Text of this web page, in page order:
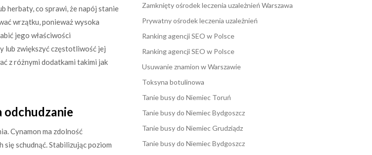
herbaty, co sprawi, że napój stanie
wrzątku, ponieważ wysoka
jego właściwości
lub zwiększyć częstotliwość jej
z różnymi dodatkami takimi jak
odchudzanie
Cynamon ma zdolność
schudnąć. Stabilizując poziom
Zamknięty ośrodek leczenia uzależnień Warszawa
Prywatny ośrodek leczenia uzależnień
Ranking agencji SEO w Polsce
Ranking agencji SEO w Polsce
Usuwanie znamion w Warszawie
Toksyna botulinowa
Tanie busy do Niemiec Toruń
Tanie busy do Niemiec Bydgoszcz
Tanie busy do Niemiec Grudziądz
Tanie busy do Niemiec Bydgoszcz